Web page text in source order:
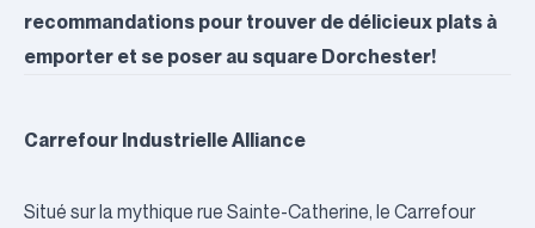
recommandations pour trouver de délicieux plats à
emporter et se poser au square Dorchester!
Carrefour Industrielle Alliance
Situé sur la mythique rue Sainte-Catherine, le Carrefour